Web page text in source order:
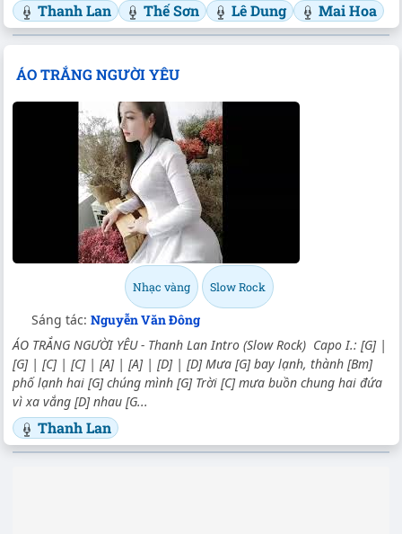
Thanh Lan Thế Sơn Lê Dung Mai Hoa
ÁO TRẮNG NGƯỜI YÊU
Nhạc vàng Slow Rock
Sáng tác: Nguyễn Văn Đông
ÁO TRẮNG NGƯỜI YÊU - Thanh Lan Intro (Slow Rock) Capo I.: [G] |
[G] | [C] | [C] | [A] | [A] | [D] | [D] Mưa [G] bay lạnh, thành [Bm]
phố lạnh hai [G] chúng mình [G] Trời [C] mưa buồn chung hai đứa
vì xa vắng [D] nhau [G...
Thanh Lan